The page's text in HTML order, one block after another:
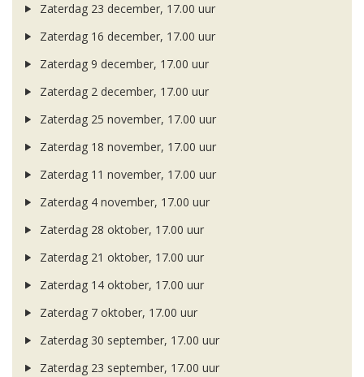
Zaterdag 23 december, 17.00 uur
Zaterdag 16 december, 17.00 uur
Zaterdag 9 december, 17.00 uur
Zaterdag 2 december, 17.00 uur
Zaterdag 25 november, 17.00 uur
Zaterdag 18 november, 17.00 uur
Zaterdag 11 november, 17.00 uur
Zaterdag 4 november, 17.00 uur
Zaterdag 28 oktober, 17.00 uur
Zaterdag 21 oktober, 17.00 uur
Zaterdag 14 oktober, 17.00 uur
Zaterdag 7 oktober, 17.00 uur
Zaterdag 30 september, 17.00 uur
Zaterdag 23 september, 17.00 uur